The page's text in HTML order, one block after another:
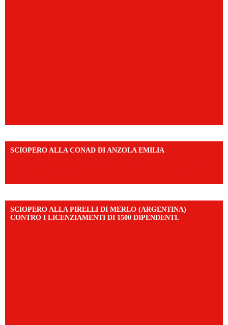
SCIOPERO ALLA CONAD DI ANZOLA EMILIA
SCIOPERO ALLA PIRELLI DI MERLO (ARGENTINA)
CONTRO I LICENZIAMENTI DI 1500 DIPENDENTI.